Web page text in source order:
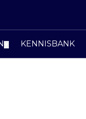
KENNISBANK